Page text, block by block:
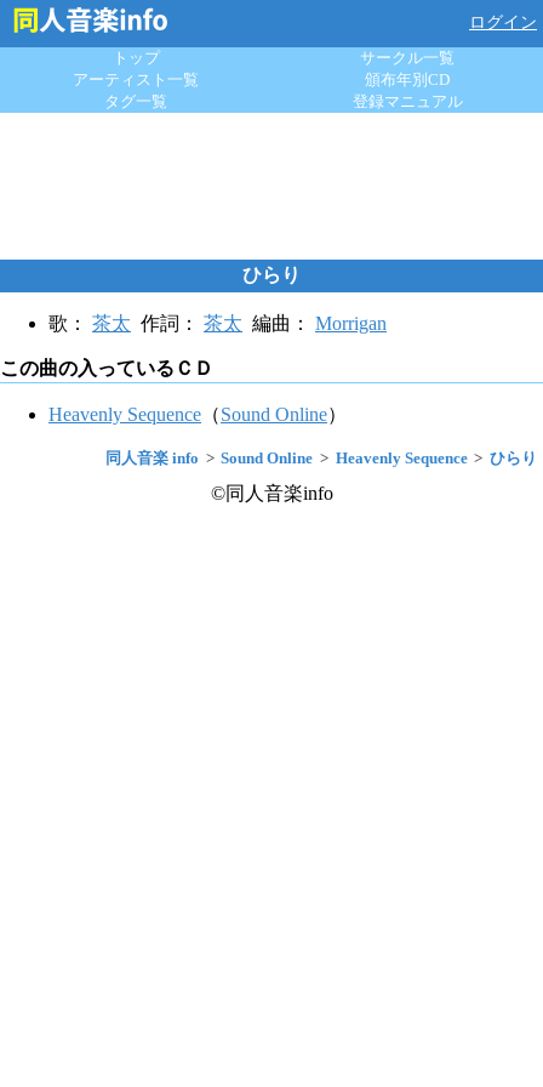
ログイン
トップ
サークル一覧
アーティスト一覧
頒布年別CD
タグ一覧
登録マニュアル
ひらり
歌： 茶太 作詞： 茶太 編曲： Morrigan
この曲の入っているＣＤ
Heavenly Sequence （Sound Online）
同人音楽 info Sound Online Heavenly Sequence ひらり
©同人音楽info